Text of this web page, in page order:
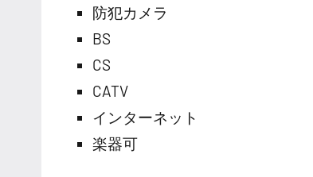
防犯カメラ
BS
CS
CATV
インターネット
楽器可